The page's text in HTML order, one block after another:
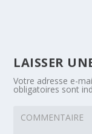
LAISSER
Votre adresse e-
obligatoires sont